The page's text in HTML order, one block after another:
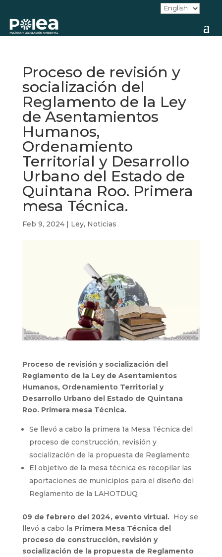
Proceso de revisión y
socialización del
Reglamento de la Ley
de Asentamientos
Humanos,
Ordenamiento
Territorial y Desarrollo
Urbano del Estado de
Quintana Roo. Primera
mesa Técnica.
Feb 9, 2024| Ley, Noticias
Proceso de revisión y socialización del
Reglamento de la Ley de Asentamientos
Humanos, Ordenamiento Territorial y
Desarrollo Urbano del Estado de Quintana
Roo. Primera mesa Técnica.
Se llevó a cabo la primera 1a Mesa Técnica del
proceso de construcción, revisión y
socialización de la propuesta de Reglamento
El objetivo de la mesa técnica es recopilar las
aportaciones de municipios para el diseño del
Reglamento de la LAHOTDUQ
09 de febrero del 2024, evento virtual. Hoy se
llevó a cabo la Primera Mesa Técnica del
proceso de construcción, revisión y
socialización de la propuesta de Reglamento